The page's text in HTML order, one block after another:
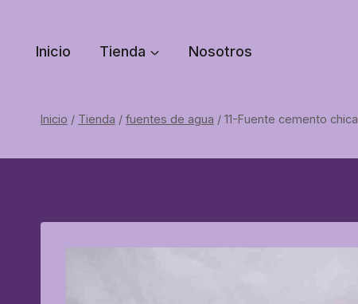
contenido
Inicio Tienda Nosotros
Inicio / Tienda / fuentes de agua / 11-Fuente cemento chica